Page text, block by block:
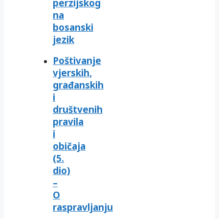
perzijskog
na
bosanski
jezik
Poštivanje
vjerskih,
građanskih
i
društvenih
pravila
i
običaja
(5.
dio)
–
O
raspravljanju